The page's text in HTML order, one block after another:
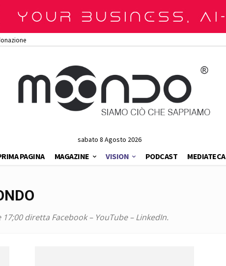
sabato 8 Agosto 2026
PAGINA MAGAZINE VISION PODCAST MEDIATECA
diretta Facebook – YouTube – LinkedIn.